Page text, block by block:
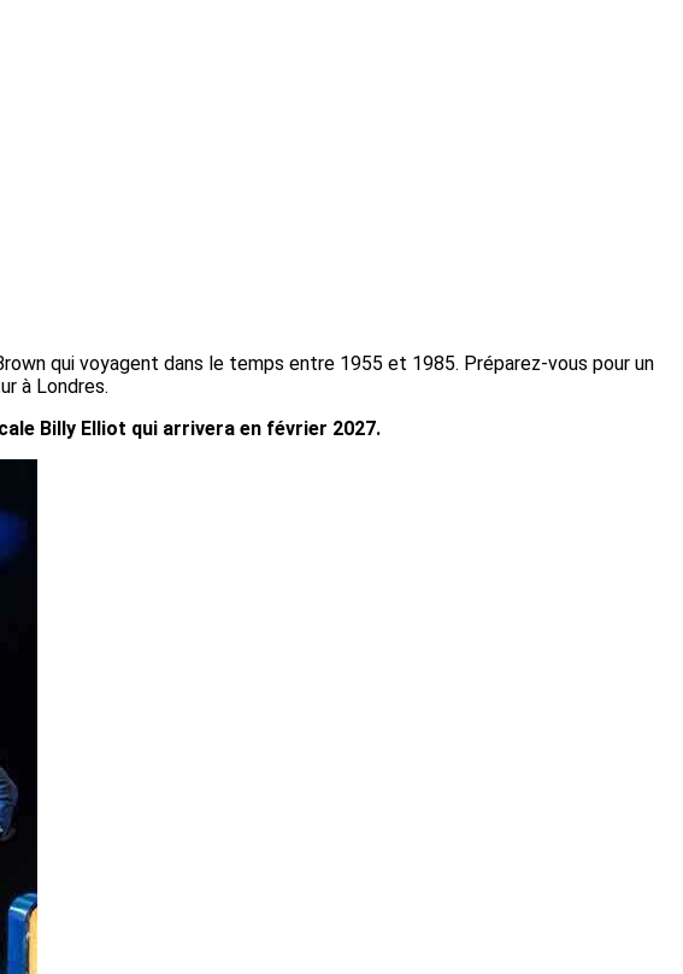
qui voyagent dans le temps entre 1955 et 1985. Préparez-vous pour un
à Londres.
Billy Elliot qui arrivera en février 2027.